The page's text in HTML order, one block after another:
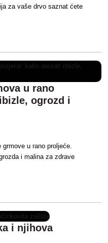
za vaše drvo saznat ćete
u rano
ogrozd i
u rano proljeće.
i malina za zdrave
i njihova